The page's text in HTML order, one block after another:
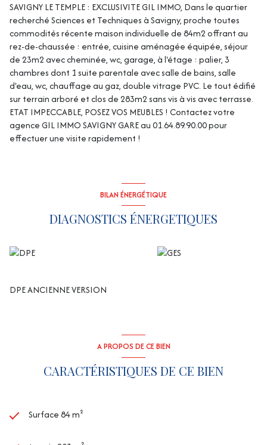
SAVIGNY LE TEMPLE : EXCLUSIVITE GIL IMMO, Dans le quartier
recherché Sciences et Techniques à Savigny, proche toutes
commodités récente maison individuelle de 84m2 offrant au
rez-de-chaussée : entrée, cuisine aménagée équipée, séjour
de 23m2 avec cheminée, wc, garage, à l'étage : palier, 3
chambres dont 1 suite parentale avec salle de bains, salle
d'eau, wc, chauffage au gaz, double vitrage PVC. Le tout édifié
sur terrain arboré et clos de 283m2 sans vis à vis avec terrasse.
ETAT IMPECCABLE, POSEZ VOS MEUBLES ! Contactez votre
agence GIL IMMO SAVIGNY GARE au 01.64.89.90.00 pour
effectuer une visite rapidement !
BILAN ÉNERGÉTIQUE
DIAGNOSTICS ÉNERGETIQUES
DPE ANCIENNE VERSION
A PROPOS DE CE BIEN
CARACTÉRISTIQUES DE CE BIEN
Surface 84 m²